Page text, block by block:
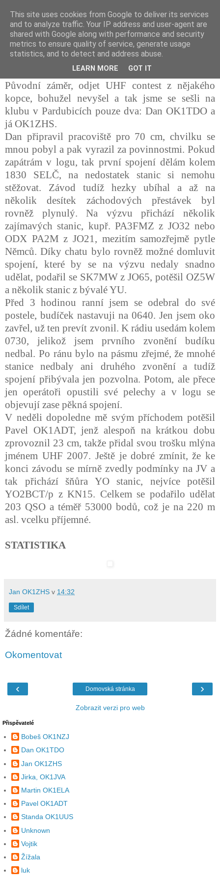
Prdec - Pardubice Hradec
UHF CONTEST 2007
Původní záměr, odjet UHF contest z nějakého
kopce, bohužel nevyšel a tak jsme se sešli na
klubu v Pardubicích pouze dva: Dan OK1TDO a
já OK1ZHS.
Dan připravil pracoviště pro 70 cm, chvilku se
mnou pobyl a pak vyrazil za povinnostmi. Pokud
zapátrám v logu, tak první spojení dělám kolem
1830 SELČ, na nedostatek stanic si nemohu
stěžovat. Závod tudíž hezky ubíhal a až na
několik desítek záchodových přestávek byl
rovněž plynulý. Na výzvu přichází několik
zajímavých stanic, kupř. PA3FMZ z JO32 nebo
ODX PA2M z JO21, mezitím samozřejmě pytle
Němců. Díky chatu bylo rovněž možné domluvit
spojení, které by se na výzvu nedaly snadno
udělat, podařil se SK7MW z JO65, potěšil OZ5W
a několik stanic z bývalé YU.
Před 3 hodinou ranní jsem se odebral do své
postele, budíček nastavuji na 0640. Jen jsem oko
zavřel, už ten prevít zvonil. K rádiu usedám kolem
0730, jelikož jsem prvního zvonění budíku
nedbal. Po ránu bylo na pásmu zřejmé, že mnohé
stanice nedbaly ani druhého zvonění a tudíž
spojení přibývala jen pozvolna. Potom, ale přece
jen operátoři opustili své pelechy a v logu se
objevují zase pěkná spojení.
V neděli dopoledne mě svým příchodem potěšil
Pavel OK1ADT, jenž alespoň na krátkou dobu
zprovoznil 23 cm, takže přidal svou trošku mlýna
jménem UHF 2007. Ještě je dobré zmínit, že ke
konci závodu se mírně zvedly podmínky na JV a
tak přichází šňůra YO stanic, nejvíce potěšil
YO2BCT/p z KN15. Celkem se podařilo udělat
203 QSO a téměř 53000 bodů, což je na 220 m
asl. vcelku příjemné.
STATISTIKA
Jan OK1ZHS v 14:32
Sdílet
Žádné komentáře:
Okomentovat
‹ ›
Domovská stránka
Zobrazit verzi pro web
Přispěvatelé
Bobeš OK1NZJ
Dan OK1TDO
Jan OK1ZHS
Jirka, OK1JVA
Martin OK1ELA
Pavel OK1ADT
Standa OK1UUS
Unknown
Vojtik
Žížala
luk
This site uses cookies from Google to deliver its services
and to analyze traffic. Your IP address and user-agent are
shared with Google along with performance and security
metrics to ensure quality of service, generate usage
statistics, and to detect and address abuse.
LEARN MORE GOT IT